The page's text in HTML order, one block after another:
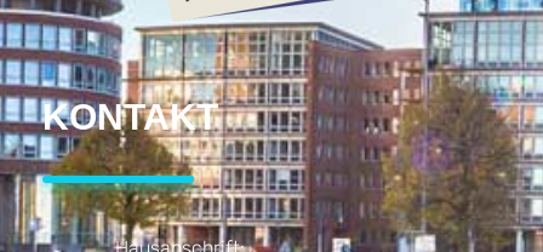
KONTAKT